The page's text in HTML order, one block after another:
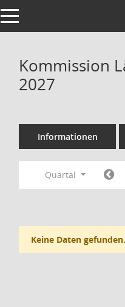
Toggle navigation
Kommission
2027
Informationen
Quartal
Keine Daten gefunden.